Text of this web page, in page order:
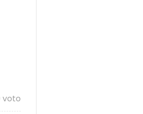
voto